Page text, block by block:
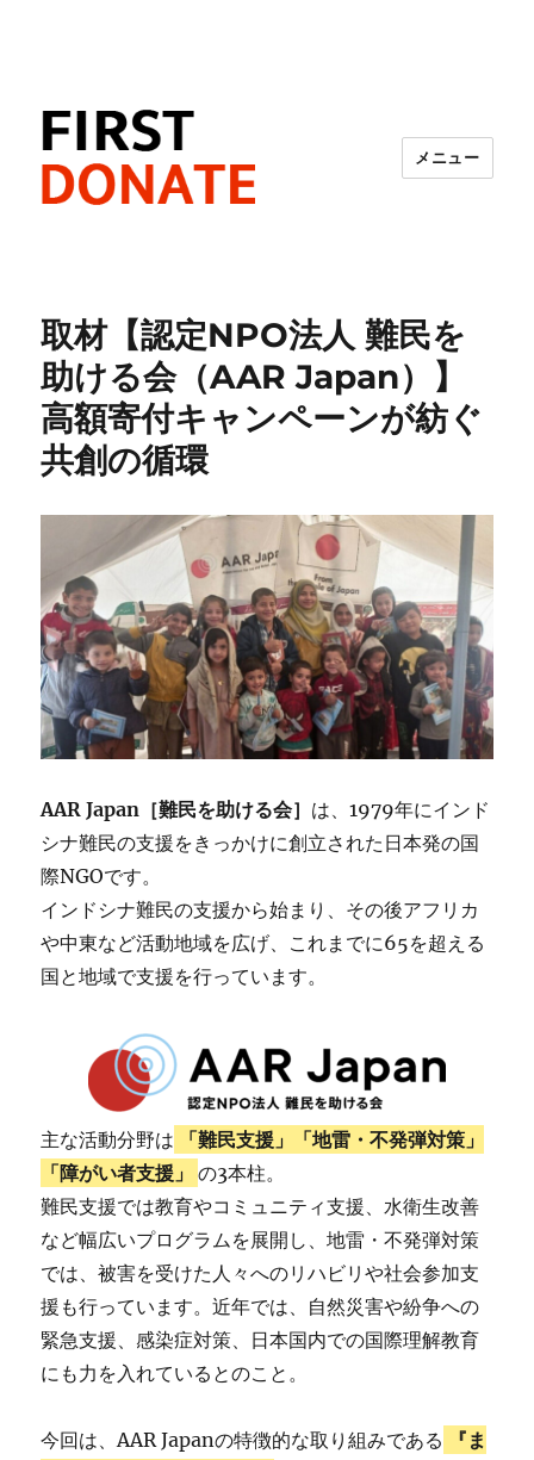
メニュー
取材【認定NPO法人 難民を
助ける会（AAR Japan）】
高額寄付キャンペーンが紡ぐ
共創の循環
AAR Japan［難民を助ける会］ は、1979年にインド
シナ難民の支援をきっかけに創立された日本発の国
際NGOです。
インドシナ難民の支援から始まり、その後アフリカ
や中東など活動地域を広げ、これまでに65を超える
国と地域で支援を行っています。
主な活動分野は
「難民支援」「地雷・不発弾対策」
「障がい者支援」
の3本柱。
難民支援では教育やコミュニティ支援、水衛生改善
など幅広いプログラムを展開し、地雷・不発弾対策
では、被害を受けた人々へのリハビリや社会参加支
援も行っています。近年では、自然災害や紛争への
緊急支援、感染症対策、日本国内での国際理解教育
にも力を入れているとのこと。
今回は、AAR Japanの特徴的な取り組みである
『ま